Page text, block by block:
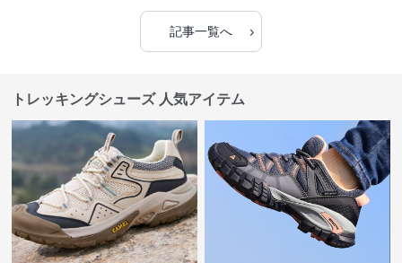
記事一覧へ ›
トレッキングシューズ 人気アイテム